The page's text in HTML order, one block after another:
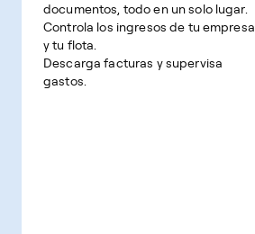
documentos, todo en un solo lugar.
Controla los ingresos de tu empresa
y tu flota.
Descarga facturas y supervisa
gastos.